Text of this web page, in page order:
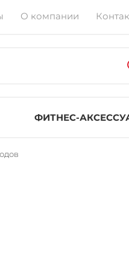
О компании
ФИТНЕС-